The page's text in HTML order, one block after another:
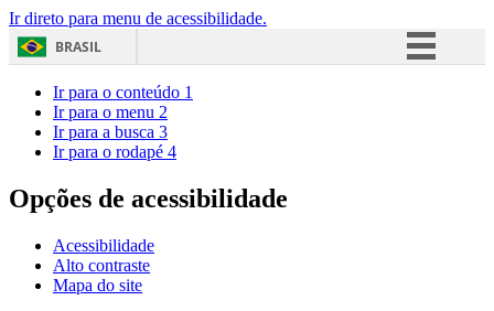
Ir direto para menu de acessibilidade.
BRASIL
Acesso à informação
Ir para o conteúdo 1
Ir para o menu 2
Ir para a busca 3
Ir para o rodapé 4
Opções de acessibilidade
Acessibilidade
Alto contraste
Mapa do site